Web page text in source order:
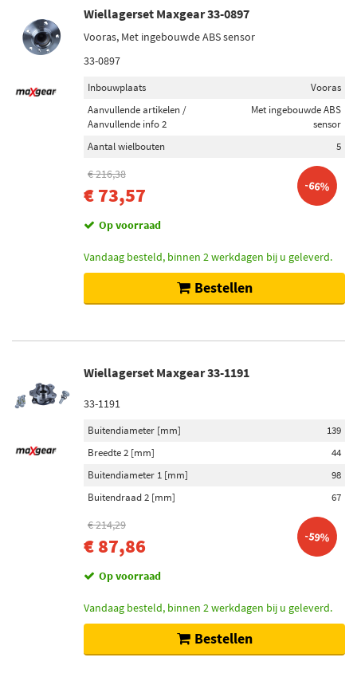
Wiellagerset Maxgear 33-0897
Vooras, Met ingebouwde ABS sensor
33-0897
Inbouwplaats
Vooras
Aanvullende artikelen /
Aanvullende info 2
Met ingebouwde ABS
sensor
Aantal wielbouten
5
€ 216,38
€ 73,57 -66%
Op voorraad
Vandaag besteld, binnen 2 werkdagen bij u geleverd.
Bestellen
Wiellagerset Maxgear 33-1191
33-1191
Buitendiameter [mm]
139
Breedte 2 [mm]
44
Buitendiameter 1 [mm]
98
Buitendraad 2 [mm]
67
€ 214,29
€ 87,86 -59%
Op voorraad
Vandaag besteld, binnen 2 werkdagen bij u geleverd.
Bestellen